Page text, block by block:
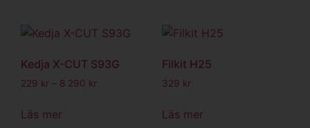
Kedja X-CUT S93G
229 kr – 8 290 kr
Läs mer
Filkit H25
329 kr
Läs mer